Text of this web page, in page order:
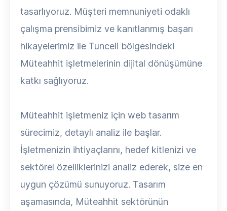
tasarlıyoruz. Müşteri memnuniyeti odaklı
çalışma prensibimiz ve kanıtlanmış başarı
hikayelerimiz ile Tunceli bölgesindeki
Müteahhit işletmelerinin dijital dönüşümüne
katkı sağlıyoruz.
Müteahhit işletmeniz için web tasarım
sürecimiz, detaylı analiz ile başlar.
İşletmenizin ihtiyaçlarını, hedef kitlenizi ve
sektörel özelliklerinizi analiz ederek, size en
uygun çözümü sunuyoruz. Tasarım
aşamasında, Müteahhit sektörünün